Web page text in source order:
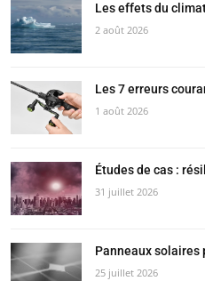
Les effets du
2 août 2026
Les 7 erreurs
1 août 2026
Études de cas :
31 juillet 2026
Panneaux solaires
25 juillet 2026